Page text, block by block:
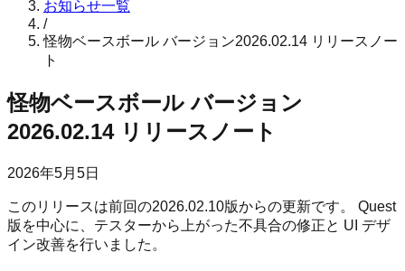
お知らせ一覧
/
怪物ベースボール バージョン2026.02.14 リリースノー
ト
怪物ベースボール バージョン
2026.02.14 リリースノート
2026年5月5日
このリリースは前回の2026.02.10版からの更新です。 Quest
版を中心に、テスターから上がった不具合の修正と UI デザ
イン改善を行いました。